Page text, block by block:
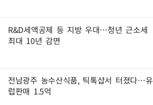
R&D세액공제 등 지방 우대…청년 근소세
최대 10년 감면
전남광주 농수산식품, 틱톡샵서 터졌다…유
럽판매 1.5억